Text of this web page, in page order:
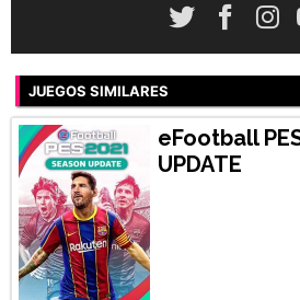
JUEGOS SIMILARES
eFootball
UPDATE